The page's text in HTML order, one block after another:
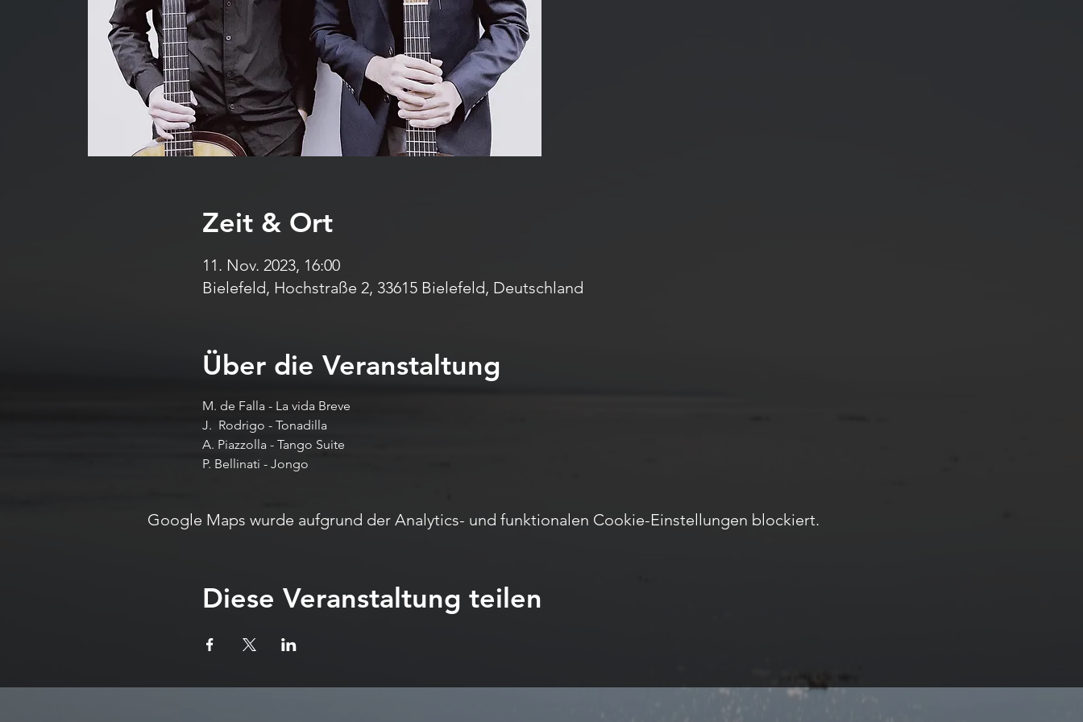
Zeit & Ort
11. Nov. 2023, 16:00
Bielefeld, Hochstraße 2, 33615 Bielefeld, Deutschland
Über die Veranstaltung
M. de Falla - La vida Breve
J.  Rodrigo - Tonadilla
A. Piazzolla - Tango Suite
P. Bellinati - Jongo
Google Maps wurde aufgrund der Analytics- und funktionalen Cookie-Einstellungen blockiert.
Diese Veranstaltung teilen